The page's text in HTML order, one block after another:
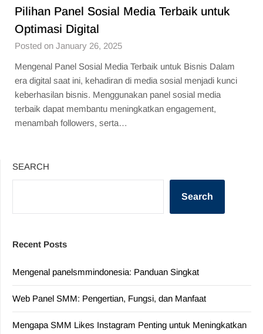
Pilihan Panel Sosial Media Terbaik untuk
Optimasi Digital
Posted on January 26, 2025
Mengenal Panel Sosial Media Terbaik untuk Bisnis Dalam
era digital saat ini, kehadiran di media sosial menjadi kunci
keberhasilan bisnis. Menggunakan panel sosial media
terbaik dapat membantu meningkatkan engagement,
menambah followers, serta…
SEARCH
Search
Recent Posts
Mengenal panelsmmindonesia: Panduan Singkat
Web Panel SMM: Pengertian, Fungsi, dan Manfaat
Mengapa SMM Likes Instagram Penting untuk Meningkatkan